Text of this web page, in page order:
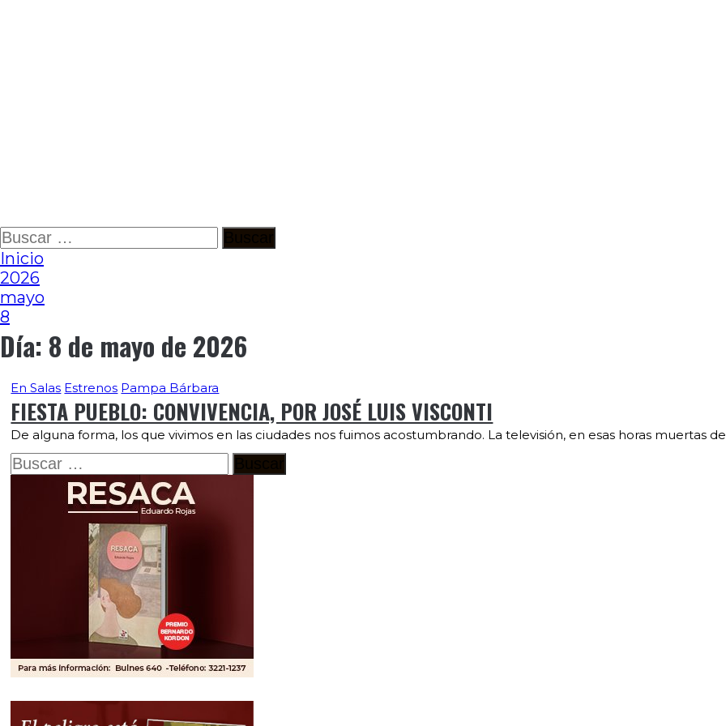
Ir
al
contenido
Buscar:
Inicio
2026
mayo
8
Día: 8 de mayo de 2026
En Salas Estrenos Pampa Bárbara
FIESTA PUEBLO: CONVIVENCIA, POR JOSÉ LUIS VISCONTI
De alguna forma, los que vivimos en las ciudades nos fuimos acostumbrando. La televisión, en esas horas muertas
Buscar: